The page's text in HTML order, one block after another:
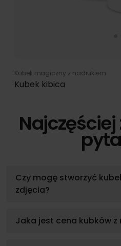
Kubek magiczny z nadrukiem
Kubek kibica
Czy mogę stworzyć
zdjęcia?
Jaka jest cena kubków z